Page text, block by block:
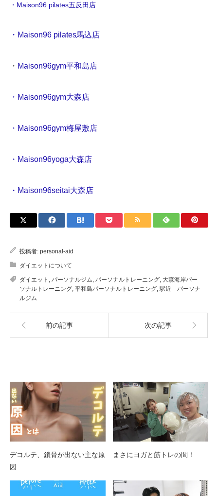
・Maison96 pilates五反田店
・Maison96 pilates馬込店
・ Maison96gym平和島店
・Maison96gym大森店
・Maison96gym梅屋敷店
・Maison96yoga大森店
・Maison96seitai大森店
投稿者: personal-aid
ダイエットについて
ダイエット , パーソナルジム, パーソナルトレーニング, 大森海岸パー
ソナルトレーニング, 平和島パーソナルトレーニング,駅近 パーソナ
ルジム
前の記事 次の記事
デコルテ、鎖骨が出ない主な原
因
まさにヨガと筋トレの間！